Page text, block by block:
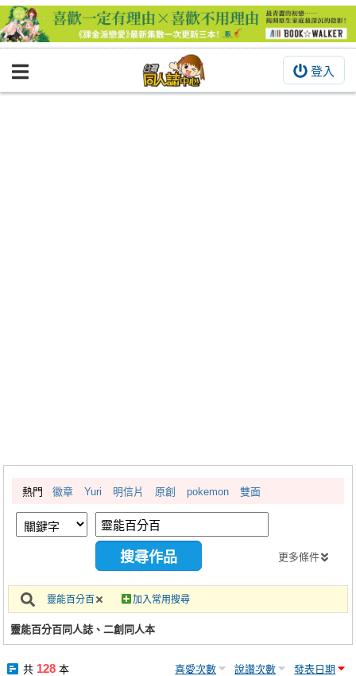
登入
BOOKY書集倉庫
繪圖藝廊
交流中心
攤位轉讓區
會員中心
註冊會員
熱門 徽章 Yuri 明信片 原創 pokemon 雙面
更多條件
靈能百分百 加入常用搜尋
靈能百分百同人誌、二創同人本
共 128本 喜愛次數 說讚次數 發表日期